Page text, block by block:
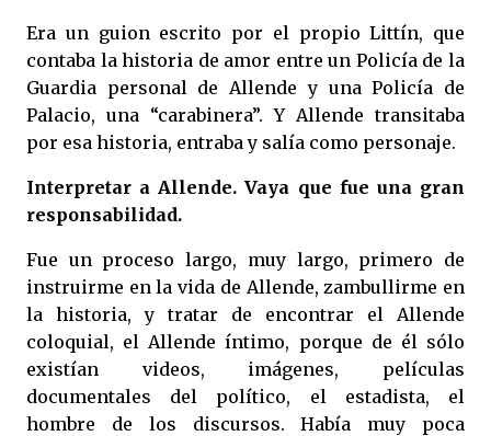
Era un guion escrito por el propio Littín, que
contaba la historia de amor entre un Policía de la
Guardia personal de Allende y una Policía de
Palacio, una “carabinera”. Y Allende transitaba
por esa historia, entraba y salía como personaje.
Interpretar a Allende. Vaya que fue una gran
responsabilidad.
Fue un proceso largo, muy largo, primero de
instruirme en la vida de Allende, zambullirme en
la historia, y tratar de encontrar el Allende
coloquial, el Allende íntimo, porque de él sólo
existían videos, imágenes, películas
documentales del político, el estadista, el
hombre de los discursos. Había muy poca